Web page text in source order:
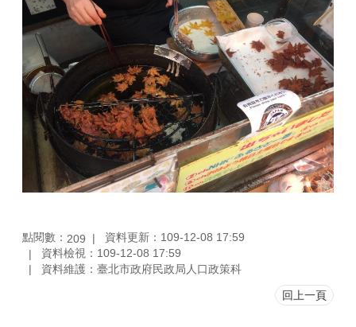
點閱數： 209
資料更新：109-12-08 17:59
資料檢視：109-12-08 17:59
資料維護：臺北市政府民政局人口政策科
回上一頁